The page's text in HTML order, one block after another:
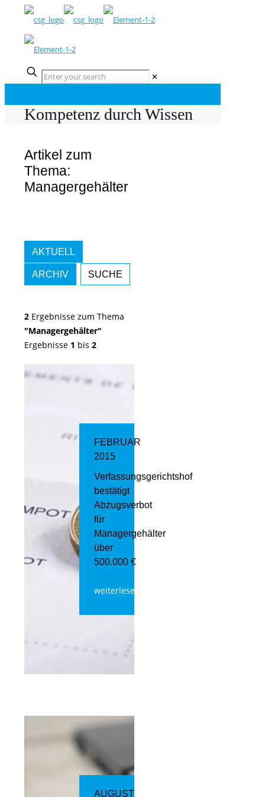
✕
Kompetenz durch Wissen
Artikel zum
Thema:
Managergehälter
AKTUELL
ARCHIV SUCHE
2 Ergebnisse zum Thema
"Managergehälter"
Ergebnisse 1 bis 2
FEBRUAR
2015
Verfassungsgerichtshof
bestätigt
Abzugsverbot
für
Managergehälter
über
500.000 €
weiterlesen
AUGUST